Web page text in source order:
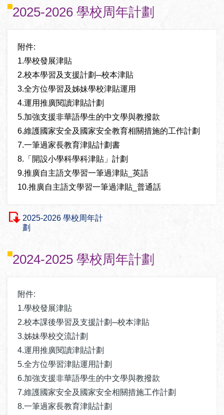
2025-2026 學校周年計劃
附件:
1.學校發展津貼
2.校本學習及支援計劃─校本津貼
3.全方位學習及姊妹學校津貼運用
4.運用推廣閱讀津貼計劃
5.加強支援非華語學生的中文學與教撥款
6.維護國家安全及國家安全教育相關措施的工作計劃
7.一筆過家長教育津貼計劃書
8.「開設小學科學科津貼」計劃
9.推廣自主語文學習一筆過津貼_英語
10.推廣自主語文學習一筆過津貼_普通話
2025-2026 學校周年計
劃
2024-2025 學校周年計劃
附件:
1.學校發展津貼
2.校本課後學習及支援計劃─校本津貼
3.姊妹學校交流計劃
4.運用推廣閱讀津貼計劃
5.全方位學習津貼運用計劃
6.加強支援非華語學生的中文學與教撥款
7.維護國家安全及國家安全相關措施工作計劃
8.一筆過家長教育津貼計劃